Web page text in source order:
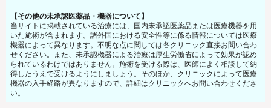
【その他の未承認医薬品・機器について】
当サイトに掲載されている治療には、国内未承認医薬品または医療機器を用
いた施術が含まれます。諸外国における安全性等に係る情報については医療
機器によって異なります。不明な点に関しては各クリニック直接お問い合わ
せください。また、未承認機器による治療は厚生労働省によって効果が認め
られているわけではありません。施術を受ける際は、医師によく相談して納
得したうえで受けるようにしましょう。そのほか、クリニックによって医療
機器の入手経路が異なりますので、詳細はクリニックへお問い合わせくださ
い。